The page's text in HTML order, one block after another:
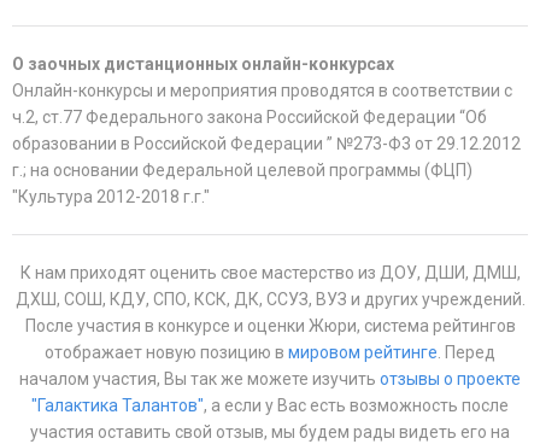
О заочных дистанционных онлайн-конкурсах
Онлайн-конкурсы и мероприятия проводятся в соответствии с
ч.2, ст.77 Федерального закона Российской Федерации “Об
образовании в Российской Федерации ” №273-Ф3 от 29.12.2012
г.; на основании Федеральной целевой программы (ФЦП)
"Культура 2012-2018 г.г."
К нам приходят оценить свое мастерство из ДОУ, ДШИ, ДМШ,
ДХШ, СОШ, КДУ, СПО, КСК, ДК, ССУЗ, ВУЗ и других учреждений.
После участия в конкурсе и оценки Жюри, система рейтингов
отображает новую позицию в мировом рейтинге. Перед
началом участия, Вы так же можете изучить отзывы о проекте
"Галактика Талантов", а если у Вас есть возможность после
участия оставить свой отзыв, мы будем рады видеть его на